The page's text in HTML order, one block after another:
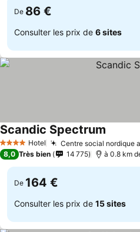
De 86 €
Consulter les prix de 6 sites
4 Étoiles Hotel Centre social nordique
Scandic Spectrum
8,0 Très bien 14 775 à 0.8 km
De 164 €
Consulter les prix de 15 sites